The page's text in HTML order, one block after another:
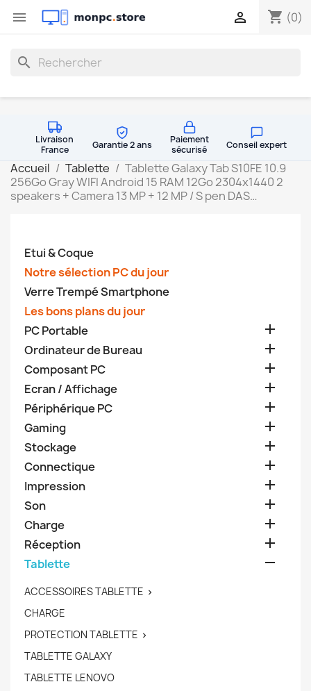
 shopping_cart (0)

search
Livraison
France
Garantie 2 ans
Paiement
sécurisé
Conseil expert
Accueil Tablette
Tablette Galaxy Tab S10FE 10.9
256Go Gray WIFI Android 15 RAM 12Go 2304x1440 2
speakers + Camera 13 MP + 12 MP / S pen DAS…
Etui & Coque
Notre sélection PC du jour
Verre Trempé Smartphone
Les bons plans du jour
PC Portable

Ordinateur de Bureau 
Composant PC 
Ecran / Affichage 
Périphérique PC 
Gaming 
Stockage 
Connectique 
Impression 
Son 
Charge 
Réception 
Tablette 
ACCESSOIRES TABLETTE 
CHARGE
PROTECTION TABLETTE 
TABLETTE GALAXY
TABLETTE LENOVO